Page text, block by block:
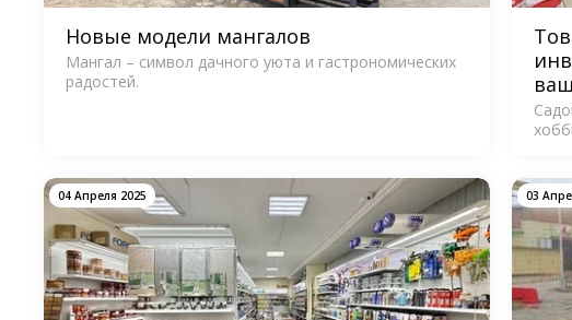
Новые модели мангалов
Мангал – символ дачного уюта и гастрономических
радостей.
04 Апреля 2025 03